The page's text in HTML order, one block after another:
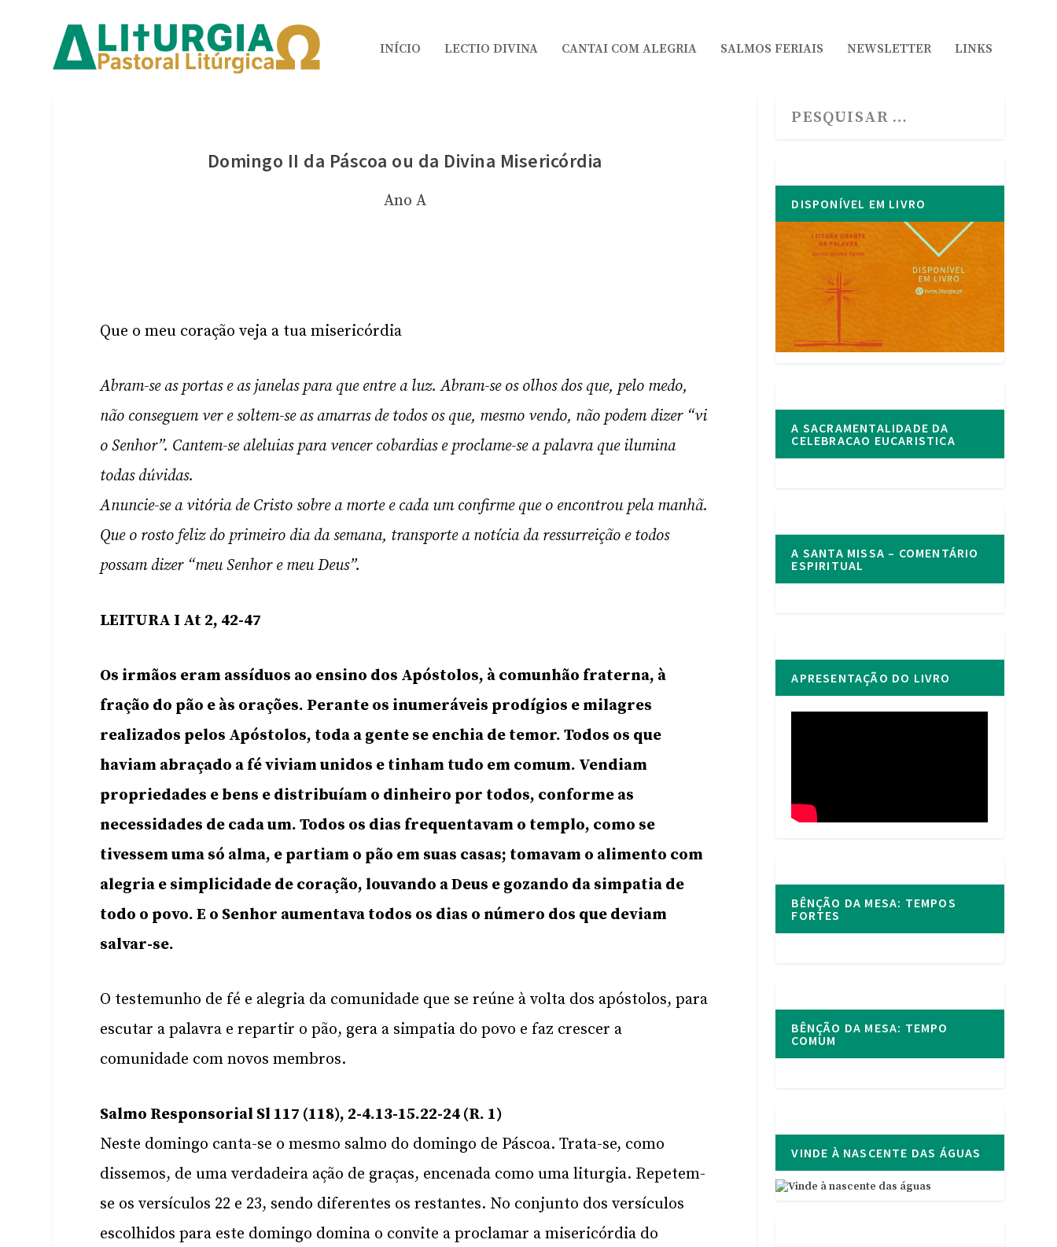
INÍCIO LECTIO DIVINA CANTAI COM ALEGRIA SALMOS FERIAIS NEWSLETTER LINKS
Domingo II da Páscoa ou da Divina Misericórdia
Ano A
Que o meu coração veja a tua misericórdia
Abram-se as portas e as janelas para que entre a luz. Abram-se os olhos dos que, pelo medo,
não conseguem ver e soltem-se as amarras de todos os que, mesmo vendo, não podem dizer “vi
o Senhor”. Cantem-se aleluias para vencer cobardias e proclame-se a palavra que ilumina
todas dúvidas.
Anuncie-se a vitória de Cristo sobre a morte e cada um confirme que o encontrou pela manhã.
Que o rosto feliz do primeiro dia da semana, transporte a notícia da ressurreição e todos
possam dizer “meu Senhor e meu Deus”.
LEITURA I At 2, 42-47
Os irmãos eram assíduos ao ensino dos Apóstolos, à comunhão fraterna, à
fração do pão e às orações. Perante os inumeráveis prodígios e milagres
realizados pelos Apóstolos, toda a gente se enchia de temor. Todos os que
haviam abraçado a fé viviam unidos e tinham tudo em comum. Vendiam
propriedades e bens e distribuíam o dinheiro por todos, conforme as
necessidades de cada um. Todos os dias frequentavam o templo, como se
tivessem uma só alma, e partiam o pão em suas casas; tomavam o alimento com
alegria e simplicidade de coração, louvando a Deus e gozando da simpatia de
todo o povo. E o Senhor aumentava todos os dias o número dos que deviam
salvar-se.
O testemunho de fé e alegria da comunidade que se reúne à volta dos apóstolos, para
escutar a palavra e repartir o pão, gera a simpatia do povo e faz crescer a
comunidade com novos membros.
Salmo Responsorial Sl 117 (118), 2-4.13-15.22-24 (R. 1)
Neste domingo canta-se o mesmo salmo do domingo de Páscoa. Trata-se, como
dissemos, de uma verdadeira ação de graças, encenada como uma liturgia. Repetem-
se os versículos 22 e 23, sendo diferentes os restantes. No conjunto dos versículos
escolhidos para este domingo domina o convite a proclamar a misericórdia do
DISPONÍVEL EM LIVRO
A SACRAMENTALIDADE DA
CELEBRACAO EUCARISTICA
A SANTA MISSA – COMENTÁRIO
ESPIRITUAL
APRESENTAÇÃO DO LIVRO
BÊNÇÃO DA MESA: TEMPOS
FORTES
BÊNÇÃO DA MESA: TEMPO
COMUM
VINDE À NASCENTE DAS ÁGUAS